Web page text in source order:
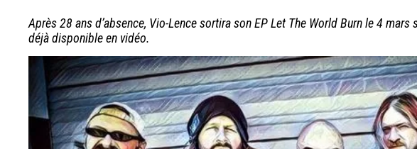
Après 28 ans d’absence, Vio-Lence sortira son EP Let The World Burn le 4
déjà disponible en vidéo.